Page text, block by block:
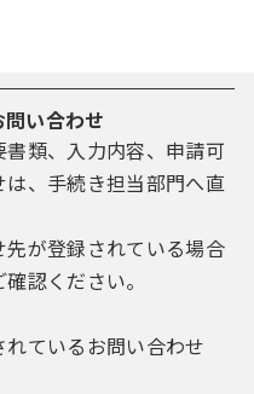
い合わせ
類、入力内容、申請可
、手続き担当部門へ直
が登録されている場合
認ください。
れているお問い合わせ